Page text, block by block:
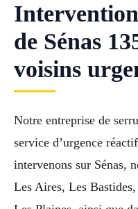
de Sénas
voisins
Notre entreprise de
service d’urgence
intervenons sur Sénas,
Les Aires, Les